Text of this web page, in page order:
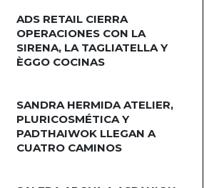
ADS RETAIL CIERRA
OPERACIONES CON LA
SIRENA, LA TAGLIATELLA Y
ÈGGO COCINAS
SANDRA HERMIDA ATELIER,
PLURICOSMÉTICA Y
PADTHAIWOK LLEGAN A
CUATRO CAMINOS